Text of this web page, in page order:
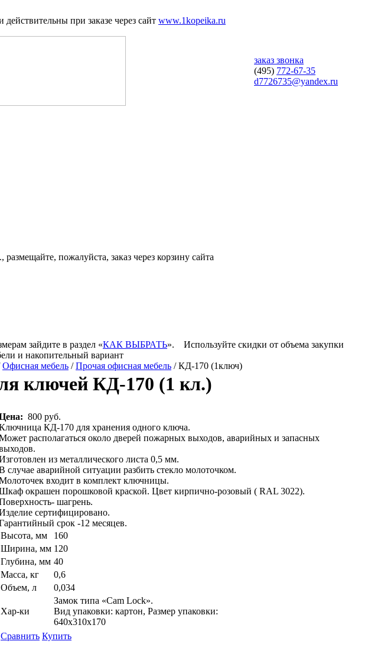
при заказе через сайт www.1kopeika.ru
заказ звонка
(495) 772-67-35
d7726735@yandex.ru
пожалуйста, заказ через корзину сайта
зайдите в раздел «КАК ВЫБРАТЬ».
Используйте скидки от объема закупки
и накопительный вариант
Офисная мебель /Прочая офисная мебель / КД-170 (1ключ)
ключей КД-170 (1 кл.)
800 руб.
КД-170 для хранения одного ключа.
располагаться около дверей пожарных выходов, аварийных и запасных
из металлического листа 0,5 мм.
случае аварийной ситуации разбить стекло молоточком.
входит в комплект ключницы.
окрашен порошковой краской. Цвет кирпично-розовый ( RAL 3022).
шагрень.
сертифицировано.
срок -12 месяцев.
Высота, мм
160
Ширина, мм 120
Глубина, мм 40
Масса, кг
0,6
Объем, л
0,034
Хар-ки
Замок типа «Cam Lock».
Вид упаковки: картон, Размер упаковки:
640х310х170
Сравнить Купить